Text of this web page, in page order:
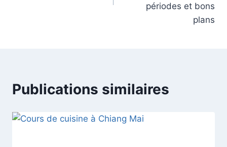
périodes et bons
plans
Publications similaires